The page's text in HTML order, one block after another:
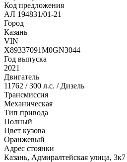
Код предложения
АЛ 194831/01-21
Город
Казань
VIN
X89337091M0GN3044
Год выпуска
2021
Двигатель
11762 / 300 л.с. / Дизель
Трансмиссия
Механическая
Тип привода
Полный
Цвет кузова
Оранжевый
Адрес стоянки
Казань, Адмиралтейская улица, 3к7